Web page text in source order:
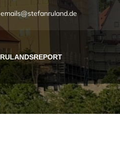
emails@stefanruland.de
RULANDSREPORT